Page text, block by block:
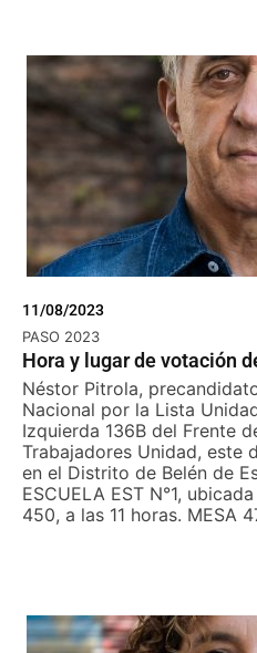
11/08/2023
PASO 2023
Hora y lugar de votación
Néstor Pitrola,
Nacional por la Lista
Izquierda 136B del Frente
Trabajadores Unidad, este
en el Distrito de Belén de
ESCUELA EST N°1,
450, a las 11 horas. MESA